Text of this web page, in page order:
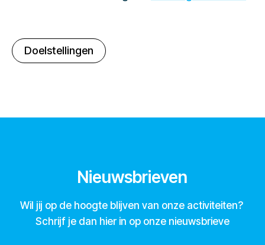
Doelstellingen
Nieuwsbrieven
Wil jij op de hoogte blijven van onze activiteiten?
Schrijf je dan hier in op onze nieuwsbrieve